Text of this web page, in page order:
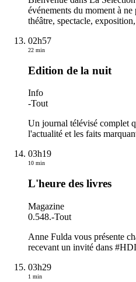
événements du moment à
théâtre, spectacle,
02h57
22 min
Edition de la nuit
Info
-Tout
Un journal télévisé complet
l'actualité et les faits
03h19
10 min
L'heure des livres
Magazine
0.548.-Tout
Anne Fulda vous présente
recevant un invité dans
03h29
1 min